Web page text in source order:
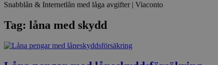
Snabblån & Internetlån med låga avgifter | Viaconto
Tag: låna med skydd